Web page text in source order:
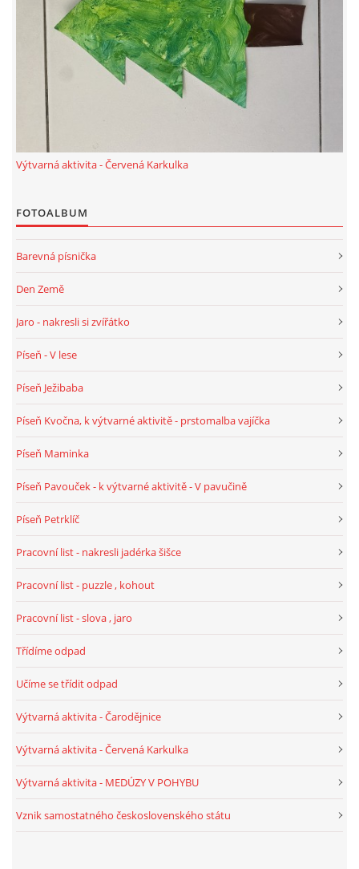
BÁSNĚ K TÉMATU ZIMA
POHYBOVÉ AKTIVITY NA TÉMA ZIMA
VZDĚLÁVACÍ PLÁN OD ZÁŘÍ DO ČERVNA
TÝDENNÍ PLÁNY
SMYSLOVÁ AKTIVITA
MONTESSORI AKTIVITA
KALENDÁŘ PRO DĚTI
SVATÝ VÁCLAV
HALLOWEEN
SVATÝ MARTIN
SVATÁ BARBORA 4.12.
Výtvarná aktivita - Červená Karkulka
FOTOALBUM
Barevná písnička
Den Země
Jaro - nakresli si zvířátko
Píseň - V lese
Píseň Ježibaba
Píseň Kvočna, k výtvarné aktivitě - prstomalba vajíčka
Píseň Maminka
Píseň Pavouček - k výtvarné aktivitě - V pavučině
Píseň Petrklíč
Pracovní list - nakresli jadérka šišce
Pracovní list - puzzle , kohout
Pracovní list - slova , jaro
Třídíme odpad
Učíme se třídit odpad
Výtvarná aktivita - Čarodějnice
Výtvarná aktivita - Červená Karkulka
Výtvarná aktivita - MEDÚZY V POHYBU
Vznik samostatného československého státu